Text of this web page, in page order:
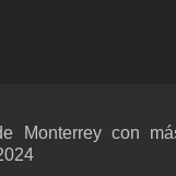
Monterrey con